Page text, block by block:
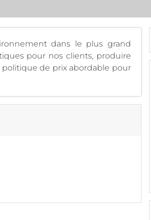
dans le plus grand
pour nos clients, produire
de prix abordable pour